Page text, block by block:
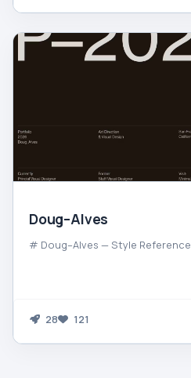
Doug–Alves
# Doug–Alves — Style Reference
28 121